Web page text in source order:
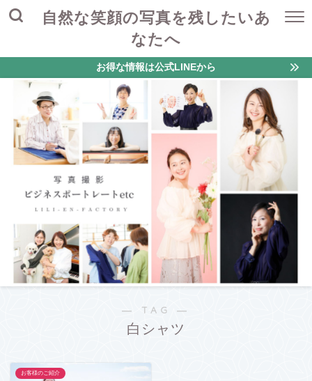
自然な笑顔の写真を残したいあ
なたへ
お得な情報は公式LINEから
― TAG ―
白シャツ
お客様のご紹介